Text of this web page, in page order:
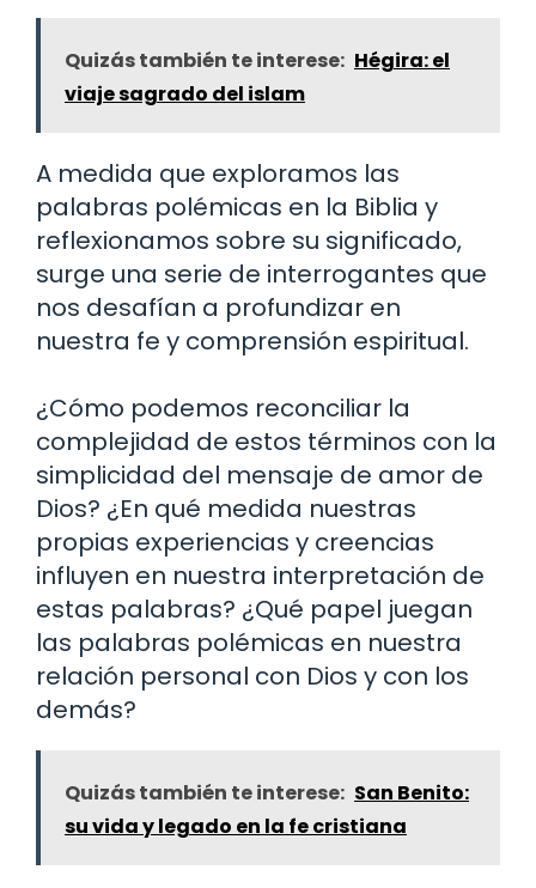
Quizás también te interese: Hégira: el
viaje sagrado del islam
A medida que exploramos las
palabras polémicas en la Biblia y
reflexionamos sobre su significado,
surge una serie de interrogantes que
nos desafían a profundizar en
nuestra fe y comprensión espiritual.
¿Cómo podemos reconciliar la
complejidad de estos términos con la
simplicidad del mensaje de amor de
Dios? ¿En qué medida nuestras
propias experiencias y creencias
influyen en nuestra interpretación de
estas palabras? ¿Qué papel juegan
las palabras polémicas en nuestra
relación personal con Dios y con los
demás?
Quizás también te interese: San Benito:
su vida y legado en la fe cristiana